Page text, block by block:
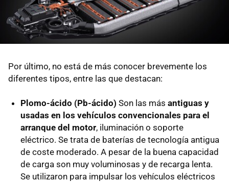
Por último, no está de más conocer brevemente los
diferentes tipos, entre las que destacan:
Plomo-ácido (Pb-ácido) Son las más antiguas y
usadas en los vehículos convencionales para el
arranque del motor, iluminación o soporte
eléctrico. Se trata de baterías de tecnología antigua
de coste moderado. A pesar de la buena capacidad
de carga son muy voluminosas y de recarga lenta.
Se utilizaron para impulsar los vehículos eléctricos